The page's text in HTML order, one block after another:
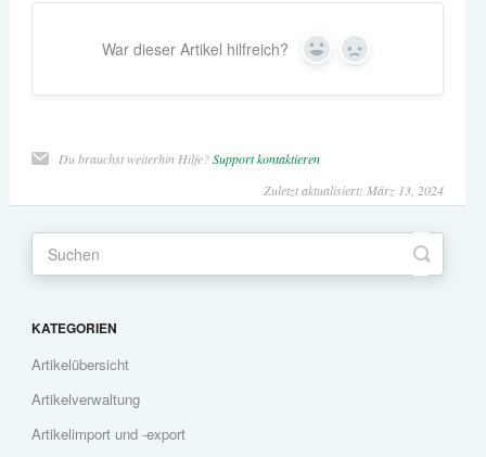
War dieser Artikel hilfreich? Yes No
Du brauchst weiterhin Hilfe?Support kontaktieren
Zuletzt aktualisiert: März 13, 2024
KATEGORIEN
Artikelübersicht
Artikelverwaltung
Artikelimport und -export